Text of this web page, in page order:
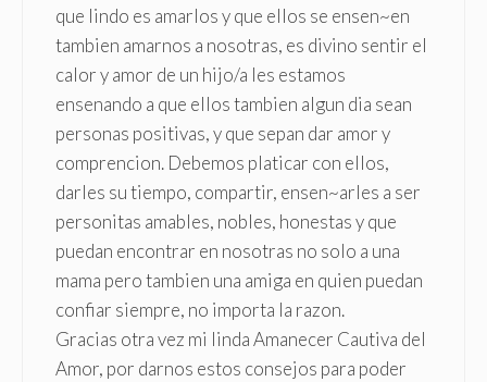
que lindo es amarlos y que ellos se ensen~en
tambien amarnos a nosotras, es divino sentir el
calor y amor de un hijo/a les estamos
ensenando a que ellos tambien algun dia sean
personas positivas, y que sepan dar amor y
comprencion. Debemos platicar con ellos,
darles su tiempo, compartir, ensen~arles a ser
personitas amables, nobles, honestas y que
puedan encontrar en nosotras no solo a una
mama pero tambien una amiga en quien puedan
confiar siempre, no importa la razon.
Gracias otra vez mi linda Amanecer Cautiva del
Amor, por darnos estos consejos para poder